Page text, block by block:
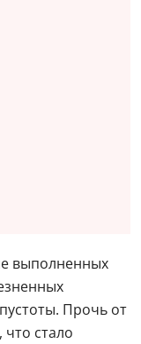
выполненных
Прочь от
что стало